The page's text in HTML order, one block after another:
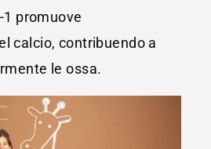
1 promuove
calcio, contribuendo a
le ossa.